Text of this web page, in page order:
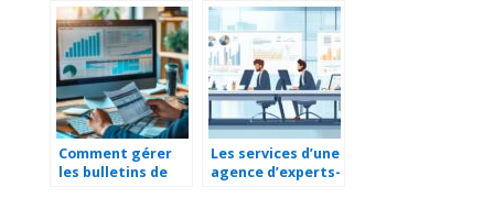
pour
l’amenagement
professionnel
entreprise :
avantages et
conseils
Comment gérer
les bulletins de
Les services d’une
agence d’experts-